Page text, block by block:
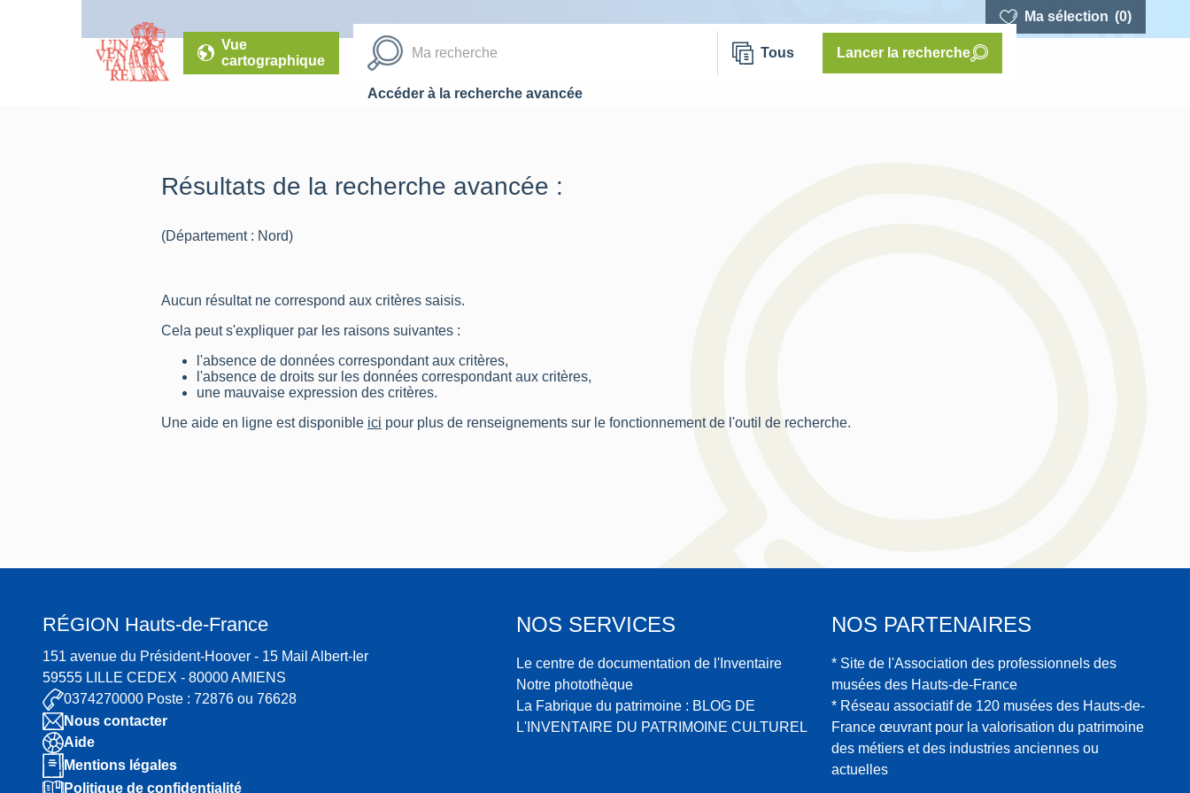
Ma sélection (0)
Vue
cartographique
Tous Lancer la recherche
Accéder à la recherche avancée
Résultats de la recherche avancée :
(Département : Nord)
Aucun résultat ne correspond aux critères saisis.
Cela peut s'expliquer par les raisons suivantes :
l'absence de données correspondant aux critères,
l'absence de droits sur les données correspondant aux critères,
une mauvaise expression des critères.
Une aide en ligne est disponible ici pour plus de renseignements sur le fonctionnement de l'outil de recherche.
RÉGION Hauts-de-France
151 avenue du Président-Hoover - 15 Mail Albert-Ier
59555 LILLE CEDEX - 80000 AMIENS
0374270000 Poste : 72876 ou 76628
Nous contacter
Aide
Mentions légales
Politique de confidentialité
NOS SERVICES
Le centre de documentation de l'Inventaire
Notre photothèque
La Fabrique du patrimoine : BLOG DE
L'INVENTAIRE DU PATRIMOINE CULTUREL
NOS PARTENAIRES
* Site de l'Association des professionnels des
musées des Hauts-de-France
* Réseau associatif de 120 musées des Hauts-de-
France œuvrant pour la valorisation du patrimoine
des métiers et des industries anciennes ou
actuelles